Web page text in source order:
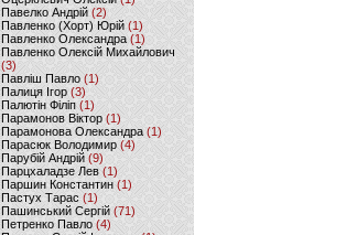
Павелко Андрій (2)
Павленко (Хорт) Юрій (1)
Павленко Олександра (1)
Павленко Олексій Михайлович
(3)
Павліш Павло(1)
Палиця Ігор (3)
Палютін Філіп(1)
Парамонов Віктор (1)
Парамонова Олександра(1)
Парасюк Володимир(4)
Парубій Андрій (9)
Парцхаладзе Лев (1)
Паршин Константин(1)
Пастух Тарас (1)
Пашинський Сергій (71)
Петренко Павло (4)